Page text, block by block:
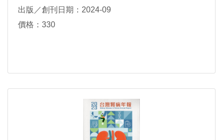
出版／創刊日期：2024-09
價格：330